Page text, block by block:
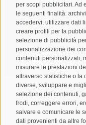
per scopi pubblicitari. Ad
le seguenti finalità:
accedervi, utilizzare dati
creare profili per la
selezione di pubblicità
personalizzazione dei
contenuti personalizzati,
misurare le prestazioni
attraverso statistiche o la
diverse, sviluppare e
selezione dei contenuti,
frodi, correggere errori,
salvare e comunicare le
dati provenienti da altre
Museo
e 14:00-